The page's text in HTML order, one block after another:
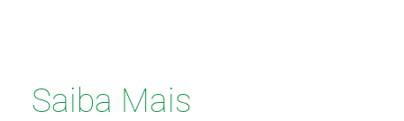
Saiba Mais